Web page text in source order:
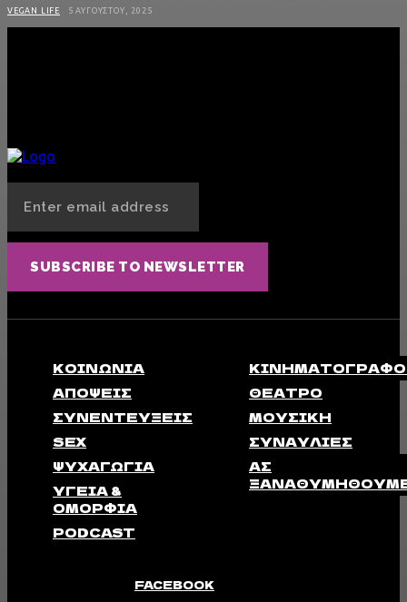
VEGAN LIFE 5 ΑΥΓΟΎΣΤΟΥ, 2025
SUBSCRIBE TO NEWSLETTER
ΚΟΙΝΩΝΊΑ
ΑΠΟΨΕΙΣ
ΣΥΝΕΝΤΕΎΞΕΙΣ
SEX
ΨΥΧΑΓΩΓΊΑ
ΥΓΕΊΑ &
ΟΜΟΡΦΙΆ
PODCAST
ΘΈΑΤΡΟ
ΜΟΥΣΙΚΉ
ΣΥΝΑΥΛΊΕΣ
ΑΣ
FACEBOOK